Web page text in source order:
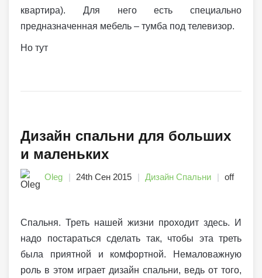
квартира). Для него есть специально
предназначенная мебель – тумба под телевизор.
Но тут
Дизайн спальни для больших
и маленьких
Oleg 24th Сен 2015 Дизайн Спальни off
Спальня. Треть нашей жизни проходит здесь. И
надо постараться сделать так, чтобы эта треть
была приятной и комфортной. Немаловажную
роль в этом играет дизайн спальни, ведь от того,